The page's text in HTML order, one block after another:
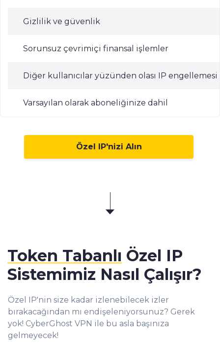
Gizlilik ve güvenlik
Sorunsuz çevrimiçi finansal işlemler
Diğer kullanıcılar yüzünden olası IP engellemesi
Varsayılan olarak aboneliğinize dahil
Özel IP'nizi Alın
Token Tabanlı Özel IP
Sistemimiz Nasıl Çalışır?
Özel IP'nin size kadar izlenebilecek izler
bırakacağından mı endişeleniyorsunuz? Gerek
yok! CyberGhost VPN ile bu asla başınıza
gelmeyecek!